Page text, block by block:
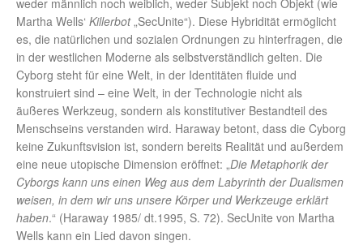
weder männlich noch weiblich, weder Subjekt noch Objekt (wie
Martha Wells‘ Killerbot„SecUnite“). Diese Hybridität ermöglicht
es, die natürlichen und sozialen Ordnungen zu hinterfragen, die
in der westlichen Moderne als selbstverständlich gelten. Die
Cyborg steht für eine Welt, in der Identitäten fluide und
konstruiert sind – eine Welt, in der Technologie nicht als
äußeres Werkzeug, sondern als konstitutiver Bestandteil des
Menschseins verstanden wird. Haraway betont, dass die Cyborg
keine Zukunftsvision ist, sondern bereits Realität und außerdem
eine neue utopische Dimension eröffnet: „Die Metaphorik der
Cyborgs kann uns einen Weg aus dem Labyrinth der Dualismen
weisen, in dem wir uns unsere Körper und Werkzeuge erklärt
haben.“ (Haraway 1985/ dt.1995, S. 72). SecUnite von Martha
Wells kann ein Lied davon singen.